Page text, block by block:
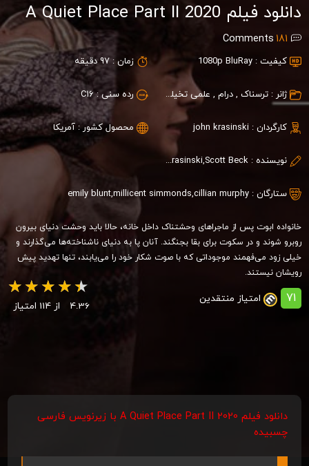
دانلود فیلم A Quiet Place Part II 2020
181
Comments
کیفیت : 1080p BluRay زمان : 97 دقیقه
ژانر : ترسناک ,درام , علمی تخیلی هیجان انگیز
رده سنی : C16
کارگردان : john krasinski محصول کشور : آمریکا
نویسنده : John Krasinski,Scott Beck
ستارگان : emily blunt,millicent simmonds,cillian murphy
خانواده ابوت پس از ماجراهای وحشتناک داخل خانه، حالا باید وحشت دنیای بیرون
روبرو شوند و در سکوت برای بقا بجنگند. آنان پا به دنیای ناشناخته‌ها می‌گذارند و
خیلی زود می‌فهمند موجوداتی که با صوت شکار خود را می‌یابند، تنها تهدید پیش
رویشان نیستند.
71 امتیاز منتقدین
4.36 از 114 امتیاز
دانلود فیلم A Quiet Place Part II 2020 با زیرنویس فارسی
چسبیده